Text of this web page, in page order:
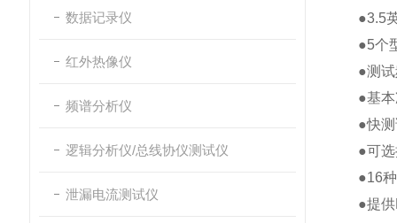
数据记录仪
红外热像仪
频谱分析仪
逻辑分析仪/总线协仪测试仪
泄漏电流测试仪
●3.5
●5个
●测
●基
●快
●可
●16
●提